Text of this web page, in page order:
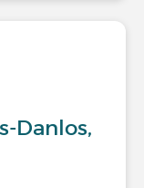
Danlos,